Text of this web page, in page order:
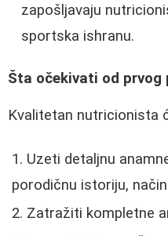
zapošljavaju
sportska ishranu.
Šta očekivati od prvog
Kvalitetan nutricionista
Uzeti detaljnu
porodičnu istoriju,
Zatražiti kompletne